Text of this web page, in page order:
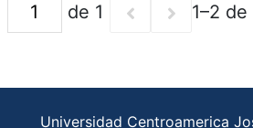
de 1 1–2 de
Universidad Centroamerica